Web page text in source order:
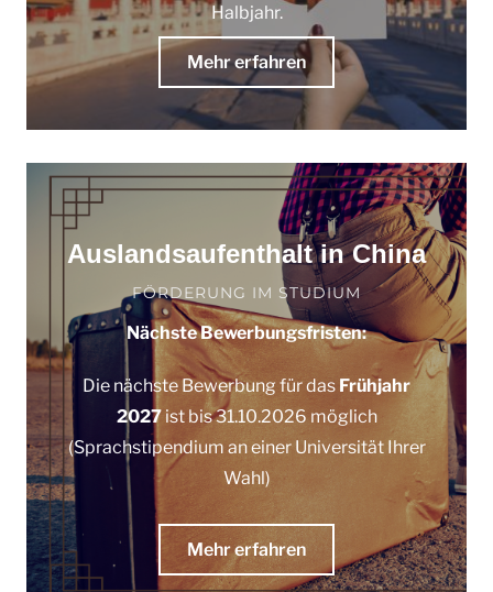
Halbjahr.
Mehr erfahren
Auslandsaufenthalt in China
FÖRDERUNG IM STUDIUM
Nächste Bewerbungsfristen:
Die nächste Bewerbung für das Frühjahr
2027 ist bis 31.10.2026 möglich
(Sprachstipendium an einer Universität Ihrer
Wahl)
Mehr erfahren